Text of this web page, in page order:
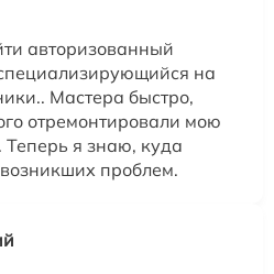
авторизованный
на
Мастера быстро,
отремонтировали мою
я знаю, куда
проблем.